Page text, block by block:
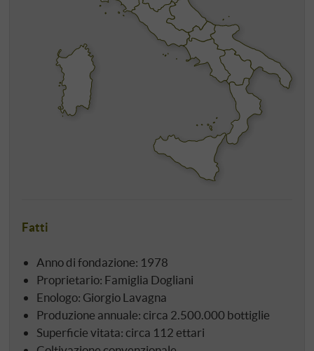
Fatti
Anno di fondazione: 1978
Proprietario: Famiglia Dogliani
Enologo: Giorgio Lavagna
Produzione annuale: circa 2.500.000 bottiglie
Superficie vitata: circa 112 ettari